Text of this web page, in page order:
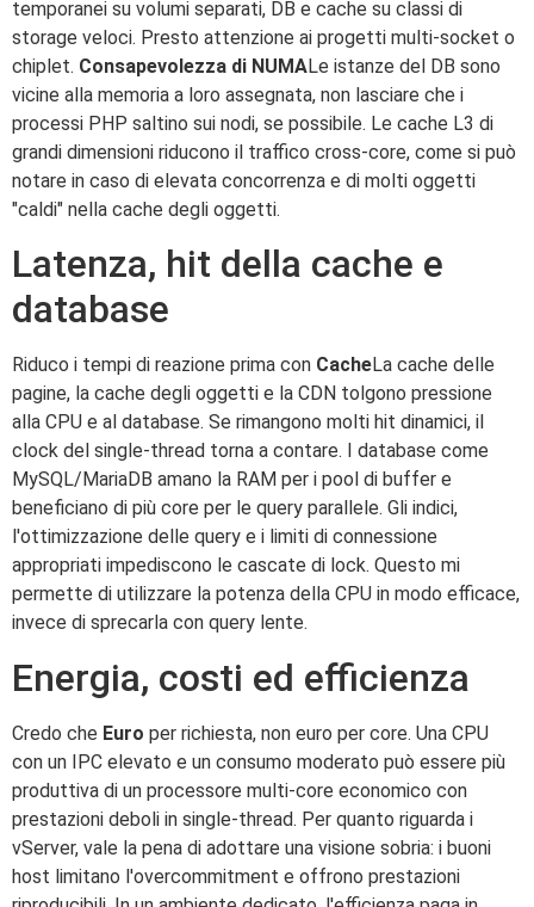
temporanei su volumi separati, DB e cache su classi di
storage veloci. Presto attenzione ai progetti multi-socket o
chiplet. Consapevolezza di NUMALe istanze del DB sono
vicine alla memoria a loro assegnata, non lasciare che i
processi PHP saltino sui nodi, se possibile. Le cache L3 di
grandi dimensioni riducono il traffico cross-core, come si può
notare in caso di elevata concorrenza e di molti oggetti
"caldi" nella cache degli oggetti.
Latenza, hit della cache e
database
Riduco i tempi di reazione prima con CacheLa cache delle
pagine, la cache degli oggetti e la CDN tolgono pressione
alla CPU e al database. Se rimangono molti hit dinamici, il
clock del single-thread torna a contare. I database come
MySQL/MariaDB amano la RAM per i pool di buffer e
beneficiano di più core per le query parallele. Gli indici,
l'ottimizzazione delle query e i limiti di connessione
appropriati impediscono le cascate di lock. Questo mi
permette di utilizzare la potenza della CPU in modo efficace,
invece di sprecarla con query lente.
Energia, costi ed efficienza
Credo che Euro per richiesta, non euro per core. Una CPU
con un IPC elevato e un consumo moderato può essere più
produttiva di un processore multi-core economico con
prestazioni deboli in single-thread. Per quanto riguarda i
vServer, vale la pena di adottare una visione sobria: i buoni
host limitano l'overcommitment e offrono prestazioni